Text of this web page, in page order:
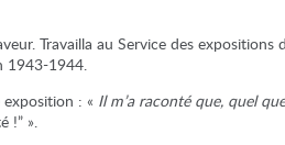
Travailla au Service des expositions
1943-1944.
: « Il m’a raconté que, quel
!” ».